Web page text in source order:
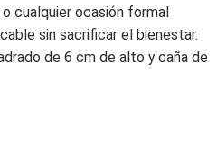
cualquier ocasión formal
sin sacrificar el bienestar.
de 6 cm de alto y caña de